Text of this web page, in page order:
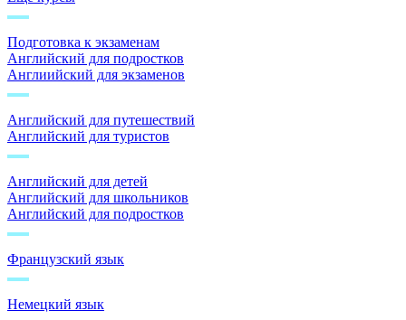
Подготовка к экзаменам
Английский для подростков
Англиийский для экзаменов
Английский для путешествий
Английский для туристов
Английский для детей
Английский для школьников
Английский для подростков
Французский язык
Немецкий язык